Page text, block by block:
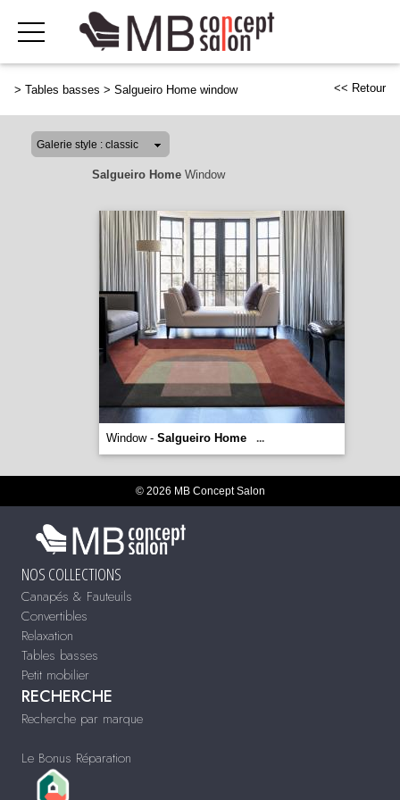
> Tables basses > Salgueiro Home window << Retour
Salgueiro HomeWindow
Window - Salgueiro Home ...
© 2026 MB Concept Salon
NOS COLLECTIONS
Canapés & Fauteuils
Convertibles
Relaxation
Tables basses
Petit mobilier
RECHERCHE
Recherche par marque
Le Bonus Réparation